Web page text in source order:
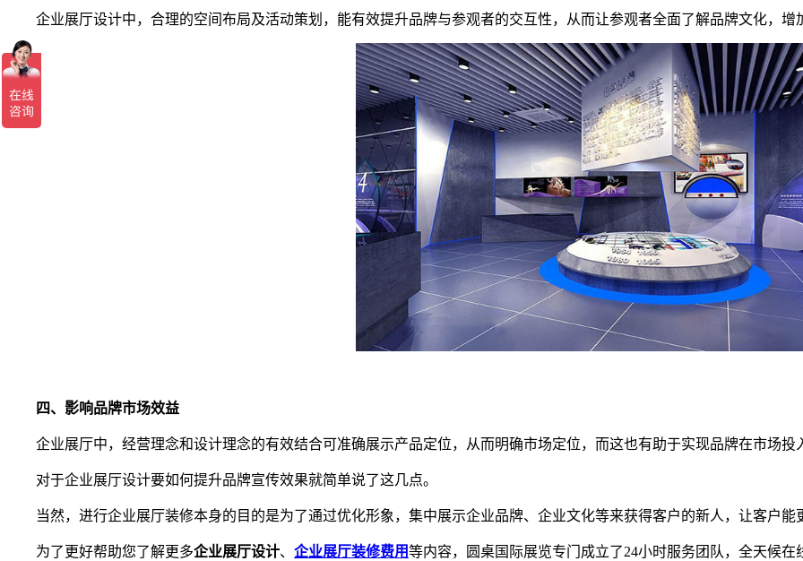
企业展厅设计中，合理的空间布局及活动策划，能有效提升品牌与参观者的交互性，从而让参观者全面了解品牌文化，增
四、影响品牌市场效益
企业展厅中，经营理念和设计理念的有效结合可准确展示产品定位，从而明确市场定位，而这也有助于实现品牌在市场投
对于企业展厅设计要如何提升品牌宣传效果就简单说了这几点。
当然，进行企业展厅装修本身的目的是为了通过优化形象，集中展示企业品牌、企业文化等来获得客户的新人，让客户能
为了更好帮助您了解更多企业展厅设计、 企业展厅装修费用等内容，圆桌国际展览专门成立了24小时服务团队，全天候